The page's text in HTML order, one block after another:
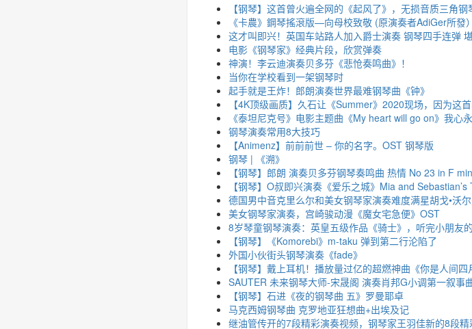
【钢琴】这首曾火遍全网的《起风了》，无损音质三角钢
《卡農》鋼琴搖滾版—向母校致敬 (原演奏者AdiGer所發）
这才叫即兴！英国车站路人加入爵士演奏 钢琴四手连弹
电影《钢琴家》经典片段，欣赏弹奏
神演！李云迪演奏贝多芬《悲怆奏鸣曲》！
当你在学校看到一架钢琴时
起手就是王炸！郎朗演奏世界最难钢琴曲《钟》
【4K顶级画质】久石让《Summer》2020现场，因为这
《泰坦尼克号》电影主题曲《My heart will go on》我心
钢琴演奏常用8大技巧
【Animenz】前前前世 – 你的名字。OST 钢琴版
钢琴 | 《溯》
【钢琴】郎朗 演奏贝多芬钢琴奏鸣曲 热情 No 23 in F
【钢琴】O叔即兴演奏《爱乐之城》Mia and Sebastian’s
德国男中音克里么尔和美女钢琴家演奏难度满星胡戈•沃
美女钢琴家演奏，宫崎骏动漫《魔女宅急便》OST
8岁琴童钢琴演奏：英皇五级作品《骑士》，听完小朋友
【钢琴】《Komorebi》m-taku 弹到第二行沦陷了
外国小伙街头钢琴演奏《fade》
【钢琴】戴上耳机！播放量过亿的超燃神曲《你是人间
SAUTER 未来钢琴大师-宋晟阁 演奏肖邦G小调第一叙事
【钢琴】石进《夜的钢琴曲 五》罗曼耶卓
马克西姆钢琴曲 克罗地亚狂想曲+出埃及记
继油管传开的7段精彩演奏视频，钢琴家王羽佳新的8段精